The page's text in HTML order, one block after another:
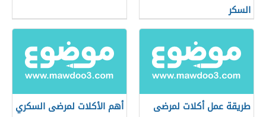
السكر
طريقة عمل أكلات لمرضى
أهم الأكلات لمرضى السكري